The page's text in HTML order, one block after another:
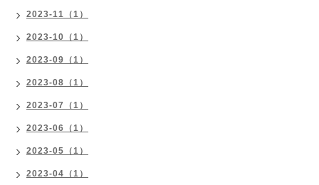
2023-11（1）
2023-10（1）
2023-09（1）
2023-08（1）
2023-07（1）
2023-06（1）
2023-05（1）
2023-04（1）